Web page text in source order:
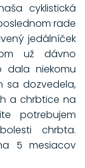
cyklistická
rade
jedálníček
už dávno
niekomu
sa dozvedela,
a chrbtice na
potrebujem
chrbta.
5 mesiacov